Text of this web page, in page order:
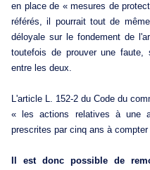
en place de « mesures de
référés, il pourrait tout de
déloyale sur le fondement de
toutefois de prouver une
entre les deux.
L'article L. 152-2 du Code du
« les actions relatives à une
prescrites par cinq ans à
Il est donc possible de